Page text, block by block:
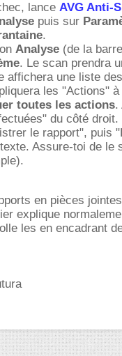
lance AVG Anti-
puis sur
.
Analyse (de la
. Le scan prendra
affichera une liste
les "Actions"
toutes les actions.
du côté droit.
le rapport", puis
Assure-toi de le
en pièces
explique
les en encadrant